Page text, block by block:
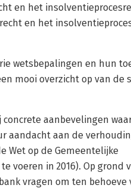
en het
en het
wetsbepalingen en hun
mooi overzicht op van de
aanbevelingen
aandacht aan de
Wet op de Gemeentelijke
voeren in 2016). Op grond
vragen om ten behoeve